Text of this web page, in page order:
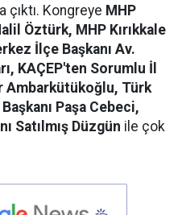
Kongreye MHP
Öztürk, MHP Kırıkkale
İlçe Başkanı Av.
KAÇEP'ten Sorumlu İl
Ambarkütükoğlu, Türk
Paşa Cebeci,
Satılmış Düzgün ile çok